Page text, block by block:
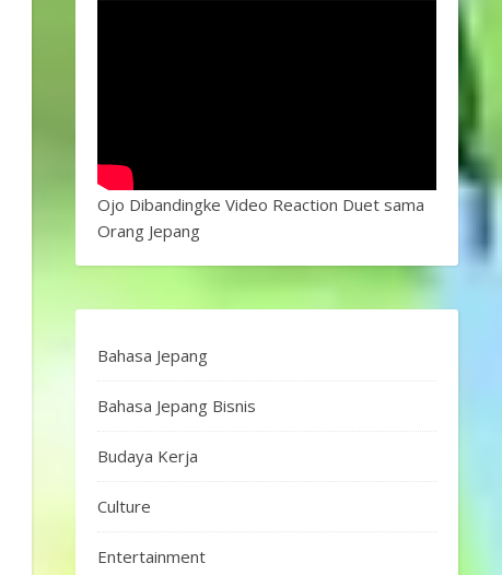
Ojo Dibandingke Video Reaction Duet sama
Orang Jepang
Bahasa Jepang
Bahasa Jepang Bisnis
Budaya Kerja
Culture
Entertainment